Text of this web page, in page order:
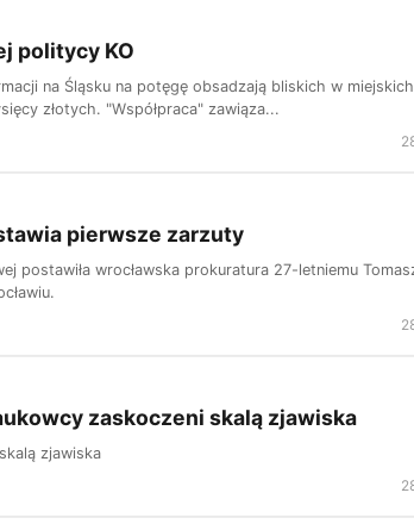
politycy KO
na Śląsku na potęgę obsadzają bliskich w
złotych. "Współpraca" zawiąza...
pierwsze zarzuty
wrocławska prokuratura 27-letniemu
zaskoczeni skalą zjawiska
zjawiska